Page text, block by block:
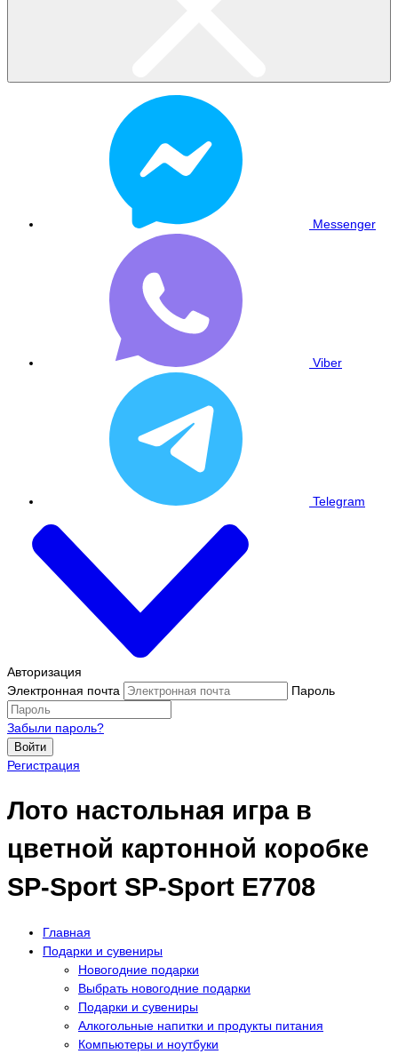
Messenger
Viber
Telegram
Авторизация
Электронная почта
Пароль
Забыли пароль?
Войти
Регистрация
Лото настольная игра в
цветной картонной коробке
SP-Sport SP-Sport E7708
Главная
Подарки и сувениры
Новогодние подарки
Выбрать новогодние подарки
Подарки и сувениры
Алкогольные напитки и продукты питания
Компьютеры и ноутбуки